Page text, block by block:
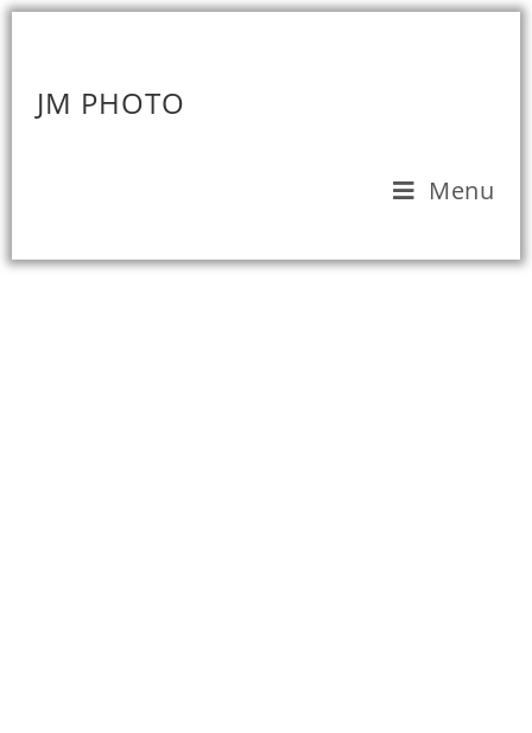
JM PHOTO
Menu